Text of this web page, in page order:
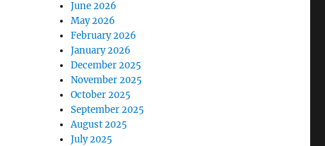
June 2026
May 2026
February 2026
January 2026
December 2025
November 2025
October 2025
September 2025
August 2025
July 2025